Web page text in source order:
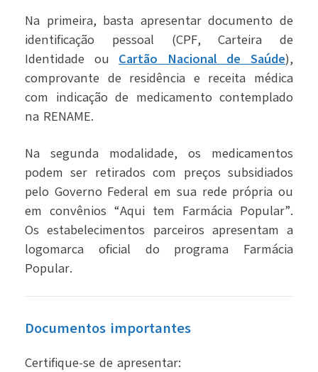
Na primeira, basta apresentar documento de
identificação pessoal (CPF, Carteira de
Identidade ou Cartão Nacional de Saúde),
comprovante de residência e receita médica
com indicação de medicamento contemplado
na RENAME.
Na segunda modalidade, os medicamentos
podem ser retirados com preços subsidiados
pelo Governo Federal em sua rede própria ou
em convênios “Aqui tem Farmácia Popular”.
Os estabelecimentos parceiros apresentam a
logomarca oficial do programa Farmácia
Popular.
Documentos importantes
Certifique-se de apresentar: